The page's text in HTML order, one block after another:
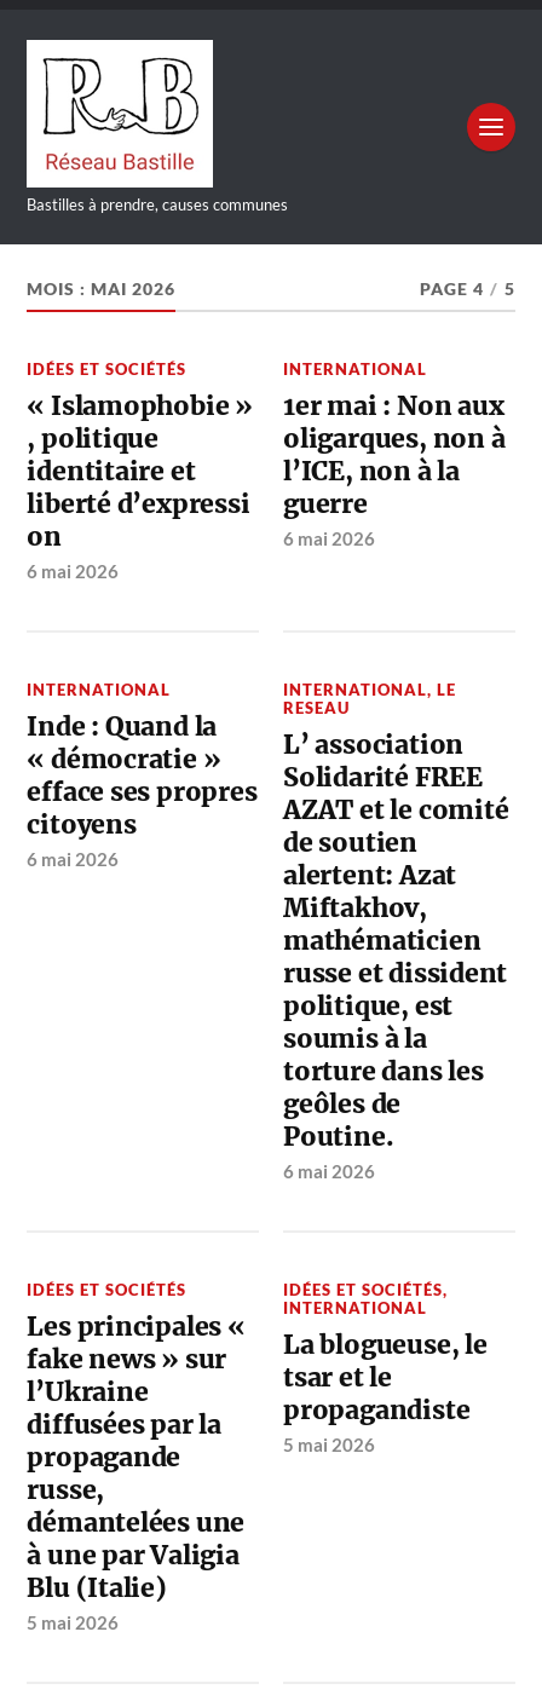
Bastilles à prendre, causes communes
MOIS :MAI 2026 PAGE 4 / 5
IDÉES ET SOCIÉTÉS
« Islamophobie »
, politique
identitaire et
liberté d’expressi
on
6 mai 2026
INTERNATIONAL
1er mai : Non aux
oligarques, non à
l’ICE, non à la
guerre
6 mai 2026
INTERNATIONAL
Inde : Quand la
« démocratie »
efface ses propres
citoyens
6 mai 2026
INTERNATIONAL,LE
RESEAU
L’ association
Solidarité FREE
AZAT et le comité
de soutien
alertent: Azat
Miftakhov,
mathématicien
russe et dissident
politique, est
soumis à la
torture dans les
geôles de
Poutine.
6 mai 2026
IDÉES ET SOCIÉTÉS
Les principales «
fake news » sur
l’Ukraine
diffusées par la
propagande
russe,
démantelées une
à une par Valigia
Blu (Italie)
5 mai 2026
IDÉES ET SOCIÉTÉS,
INTERNATIONAL
La blogueuse, le
tsar et le
propagandiste
5 mai 2026